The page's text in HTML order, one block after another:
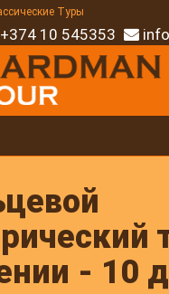
Туры
+374 10 545353
- 10